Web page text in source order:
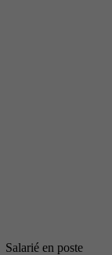
Salarié en poste